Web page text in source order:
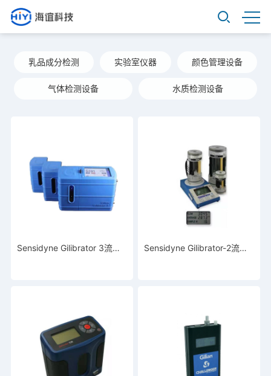
乳品成分检测 实验室仪器 颜色管理设备
气体检测设备 水质检测设备
Sensidyne Gilibrator 3流量校正系统 Sensidyne Gilibrator-2流量校正系统